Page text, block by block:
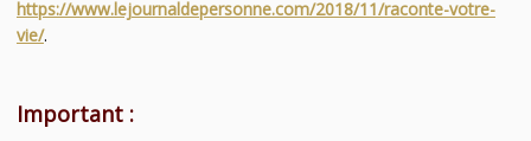
https://www.lejournaldepersonne.com/2018/11/raconte-votre-
vie/.
Important :